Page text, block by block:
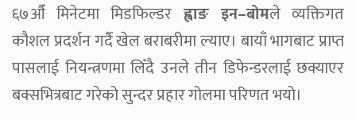
६७औँ मिनेटमा मिडफिल्डर ह्वाङ इन–बोमले व्यक्तिगत
कौशल प्रदर्शन गर्दै खेल बराबरीमा ल्याए। बायाँ भागबाट प्राप्त
पासलाई नियन्त्रणमा लिँदै उनले तीन डिफेन्डरलाई छक्याएर
बक्सभित्रबाट गरेको सुन्दर प्रहार गोलमा परिणत भयो।